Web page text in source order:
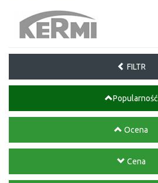
FILTR
Popularność
Ocena
Cena